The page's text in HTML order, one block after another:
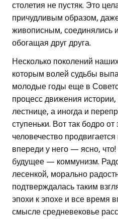
столетия не пустяк. Это
причудливым образом,
живописным, соединялись
обогащая друг друга.
Несколько поколений
которым волей судьбы
молодые годы еще в
процесс движения
лестнице, а иногда и
ступеньки. Вот так бодро от
человечество
впереди у него — ясно,
будущее — коммунизм.
лесенкой, морально
подтверждалась таким
эпохи к эпохе и все время
смысле средневековье